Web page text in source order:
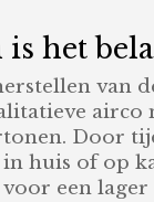
het
van
Door
huis of op
een